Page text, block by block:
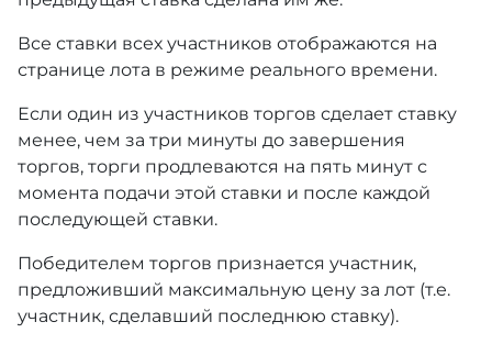
Все ставки всех участников отображаются на
странице лота в режиме реального времени.
Если один из участников торгов сделает ставку
менее, чем за три минуты до завершения
торгов, торги продлеваются на пять минут с
момента подачи этой ставки и после каждой
последующей ставки.
Победителем торгов признается участник,
предложивший максимальную цену за лот (т.е.
участник, сделавший последнюю ставку).